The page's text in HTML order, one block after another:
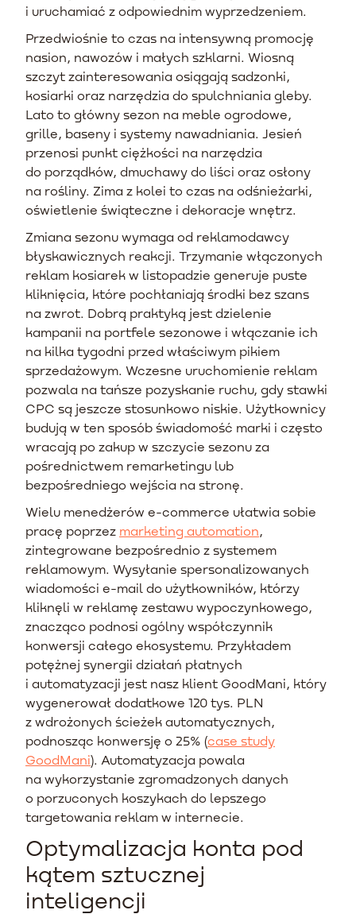
i uruchamiać z odpowiednim wyprzedzeniem.
Przedwiośnie to czas na intensywną promocję
nasion, nawozów i małych szklarni. Wiosną
szczyt zainteresowania osiągają sadzonki,
kosiarki oraz narzędzia do spulchniania gleby.
Lato to główny sezon na meble ogrodowe,
grille, baseny i systemy nawadniania. Jesień
przenosi punkt ciężkości na narzędzia
do porządków, dmuchawy do liści oraz osłony
na rośliny. Zima z kolei to czas na odśnieżarki,
oświetlenie świąteczne i dekoracje wnętrz.
Zmiana sezonu wymaga od reklamodawcy
błyskawicznych reakcji. Trzymanie włączonych
reklam kosiarek w listopadzie generuje puste
kliknięcia, które pochłaniają środki bez szans
na zwrot. Dobrą praktyką jest dzielenie
kampanii na portfele sezonowe i włączanie ich
na kilka tygodni przed właściwym pikiem
sprzedażowym. Wczesne uruchomienie reklam
pozwala na tańsze pozyskanie ruchu, gdy stawki
CPC są jeszcze stosunkowo niskie. Użytkownicy
budują w ten sposób świadomość marki i często
wracają po zakup w szczycie sezonu za
pośrednictwem remarketingu lub
bezpośredniego wejścia na stronę.
Wielu menedżerów e-commerce ułatwia sobie
pracę poprzez marketing automation
zintegrowane bezpośrednio z systemem
reklamowym. Wysyłanie spersonalizowanych
wiadomości e-mail do użytkowników, którzy
kliknęli w reklamę zestawu wypoczynkowego,
znacząco podnosi ogólny współczynnik
konwersji całego ekosystemu. Przykładem
potężnej synergii działań płatnych
i automatyzacji jest nasz klient GoodMani, który
wygenerował dodatkowe 120 tys. PLN
z wdrożonych ścieżek automatycznych,
podnosząc konwersję o 25% (case study
GoodMani). Automatyzacja powala
na wykorzystanie zgromadzonych danych
o porzuconych koszykach do lepszego
targetowania reklam w internecie.
Optymalizacja konta pod
kątem sztucznej
inteligencji